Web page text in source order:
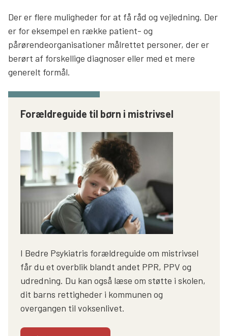
Der er flere muligheder for at få råd og vejledning. Der
er for eksempel en række patient- og
pårørendeorganisationer målrettet personer, der er
berørt af forskellige diagnoser eller med et mere
generelt formål.
Forældreguide til børn i mistrivsel
I Bedre Psykiatris forældreguide om mistrivsel
får du et overblik blandt andet PPR, PPV og
udredning. Du kan også læse om støtte i skolen,
dit barns rettigheder i kommunen og
overgangen til voksenlivet.